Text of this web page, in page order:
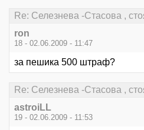
Re: Селезнева -Стасова ,
ron
18 - 02.06.2009 - 11:47
за пешика 500 штраф?
Re: Селезнева -Стасова ,
astroiLL
19 - 02.06.2009 - 11:53